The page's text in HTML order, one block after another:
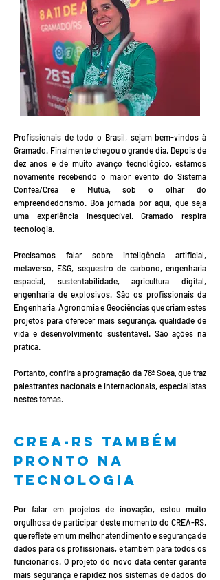
Profissionais de todo o Brasil, sejam bem-vindos à
Gramado. Finalmente chegou o grande dia. Depois de
dez anos e de muito avanço tecnológico, estamos
novamente recebendo o maior evento do Sistema
Confea/Crea e Mútua, sob o olhar do
empreendedorismo. Boa jornada por aqui, que seja
uma experiência inesquecível. Gramado respira
tecnologia.
Precisamos falar sobre inteligência artificial,
metaverso, ESG, sequestro de carbono, engenharia
espacial, sustentabilidade, agricultura digital,
engenharia de explosivos. São os profissionais da
Engenharia, Agronomia e Geociências que criam estes
projetos para oferecer mais segurança, qualidade de
vida e desenvolvimento sustentável. São ações na
prática.
Portanto, confira a programação da 78ª Soea, que traz
palestrantes nacionais e internacionais, especialistas
nestes temas.
CREA-RS também
pronto na
tecnologia
Por falar em projetos de inovação, estou muito
orgulhosa de participar deste momento do CREA-RS,
que reflete em um melhor atendimento e segurança de
dados para os profissionais, e também para todos os
funcionários. O projeto do novo data center garante
mais segurança e rapidez nos sistemas de dados do